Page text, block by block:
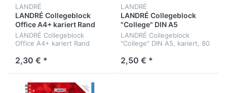
LANDRÉ
LANDRÉ Collegeblock
Office A4+ kariert Rand
links
LANDRÉ Collegeblock
Office A4+ kariert Rand
2,30 € *
LANDRÉ
LANDRÉ Collegeblock
"College" DIN A5
LANDRÉ Collegeblock
"College" DIN A5, kariert, 80
2,50 € *